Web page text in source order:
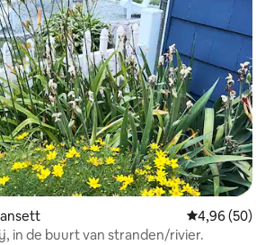
Gemiddelde
4,96 (50)
in de buurt van stranden/rivier.